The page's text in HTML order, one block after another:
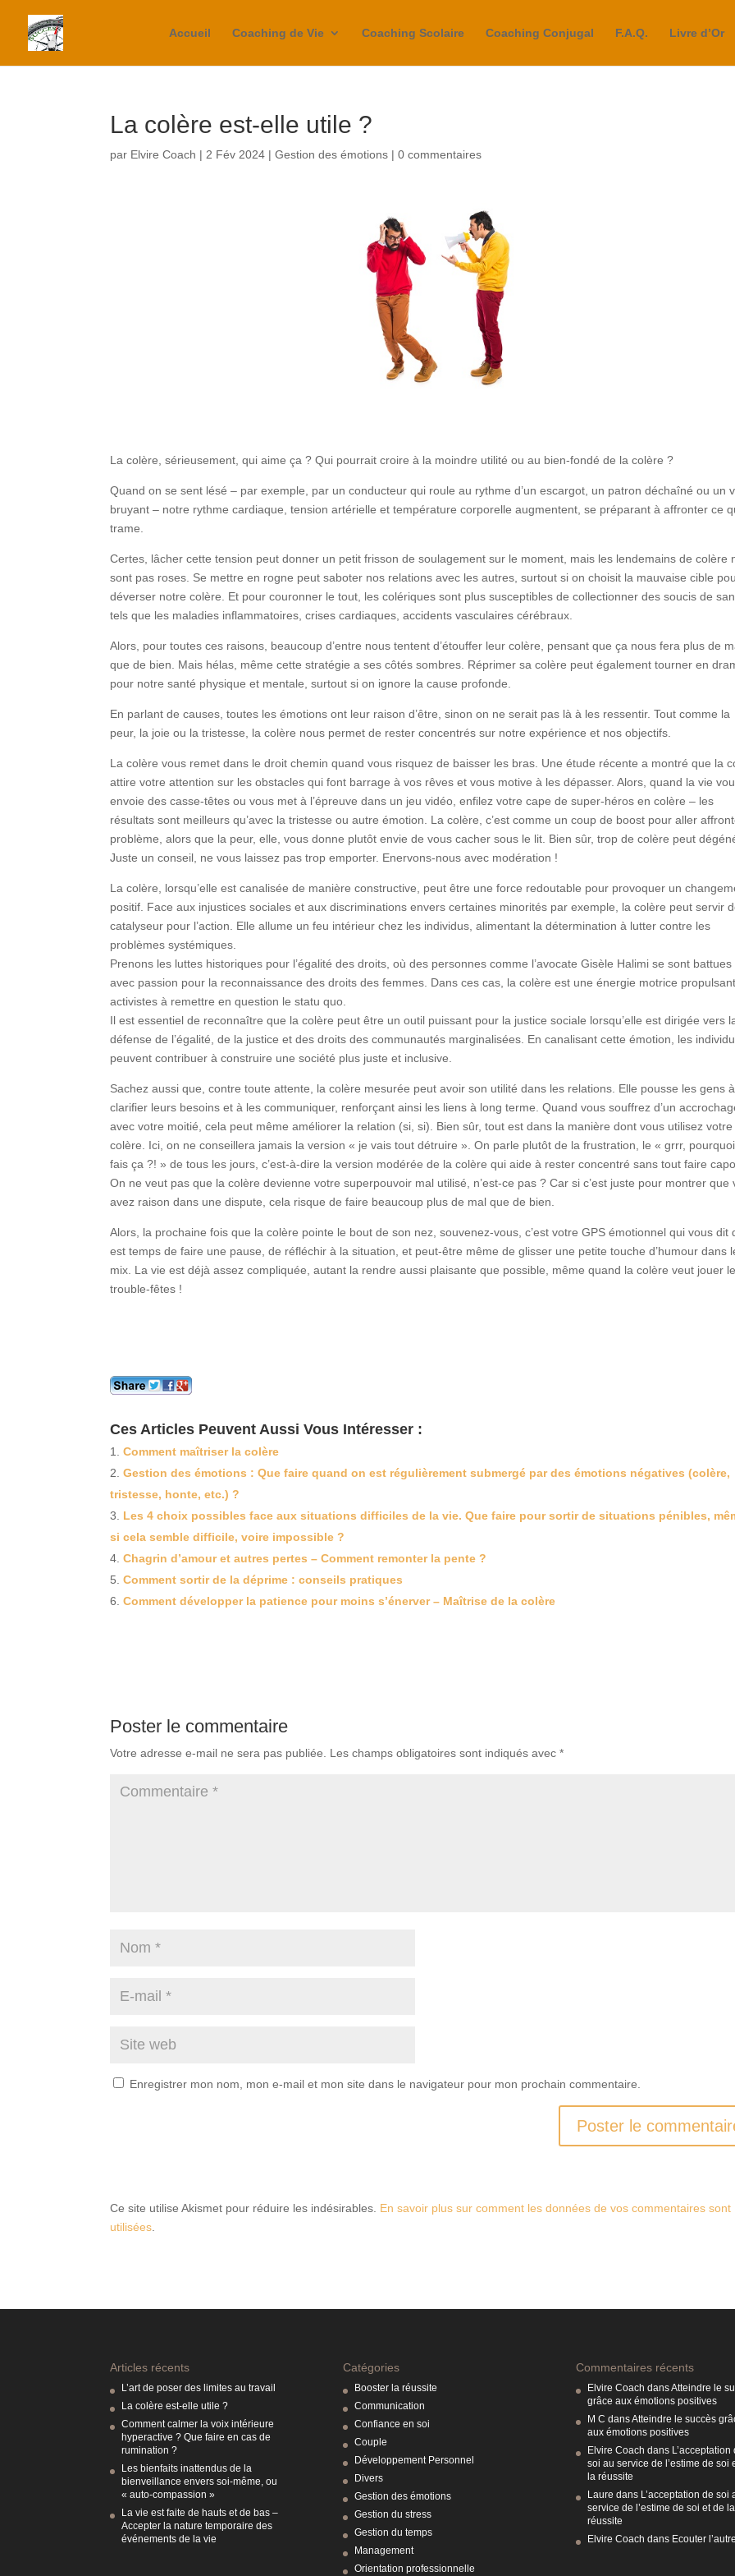
Accueil Coaching de Vie Coaching Scolaire Coaching Conjugal F.A.Q. Livre d’Or
La colère est-elle utile ?
par Elvire Coach | 2 Fév 2024 |Gestion des émotions |0 commentaires
La colère, sérieusement, qui aime ça ? Qui pourrait croire à la moindre utilité ou au bien-fondé de la colère ?
Quand on se sent lésé – par exemple, par un conducteur qui roule au rythme d’un escargot, un patron déchaîné ou un
bruyant – notre rythme cardiaque, tension artérielle et température corporelle augmentent, se préparant à affronter ce
trame.
Certes, lâcher cette tension peut donner un petit frisson de soulagement sur le moment, mais les lendemains de colère
sont pas roses. Se mettre en rogne peut saboter nos relations avec les autres, surtout si on choisit la mauvaise cible
déverser notre colère. Et pour couronner le tout, les colériques sont plus susceptibles de collectionner des soucis de
tels que les maladies inflammatoires, crises cardiaques, accidents vasculaires cérébraux.
Alors, pour toutes ces raisons, beaucoup d’entre nous tentent d’étouffer leur colère, pensant que ça nous fera plus de
que de bien. Mais hélas, même cette stratégie a ses côtés sombres. Réprimer sa colère peut également tourner en
pour notre santé physique et mentale, surtout si on ignore la cause profonde.
En parlant de causes, toutes les émotions ont leur raison d’être, sinon on ne serait pas là à les ressentir. Tout comme la
peur, la joie ou la tristesse, la colère nous permet de rester concentrés sur notre expérience et nos objectifs.
La colère vous remet dans le droit chemin quand vous risquez de baisser les bras. Une étude récente a montré que la
attire votre attention sur les obstacles qui font barrage à vos rêves et vous motive à les dépasser. Alors, quand la vie
envoie des casse-têtes ou vous met à l’épreuve dans un jeu vidéo, enfilez votre cape de super-héros en colère – les
résultats sont meilleurs qu’avec la tristesse ou autre émotion. La colère, c’est comme un coup de boost pour aller
problème, alors que la peur, elle, vous donne plutôt envie de vous cacher sous le lit. Bien sûr, trop de colère peut
Juste un conseil, ne vous laissez pas trop emporter. Enervons-nous avec modération !
La colère, lorsqu’elle est canalisée de manière constructive, peut être une force redoutable pour provoquer un
positif. Face aux injustices sociales et aux discriminations envers certaines minorités par exemple, la colère peut servir
catalyseur pour l’action. Elle allume un feu intérieur chez les individus, alimentant la détermination à lutter contre les
problèmes systémiques.
Prenons les luttes historiques pour l’égalité des droits, où des personnes comme l’avocate Gisèle Halimi se sont battues
avec passion pour la reconnaissance des droits des femmes. Dans ces cas, la colère est une énergie motrice
activistes à remettre en question le statu quo.
Il est essentiel de reconnaître que la colère peut être un outil puissant pour la justice sociale lorsqu’elle est dirigée vers
défense de l’égalité, de la justice et des droits des communautés marginalisées. En canalisant cette émotion, les
peuvent contribuer à construire une société plus juste et inclusive.
Sachez aussi que, contre toute attente, la colère mesurée peut avoir son utilité dans les relations. Elle pousse les gens à
clarifier leurs besoins et à les communiquer, renforçant ainsi les liens à long terme. Quand vous souffrez d’un
avec votre moitié, cela peut même améliorer la relation (si, si). Bien sûr, tout est dans la manière dont vous utilisez votre
colère. Ici, on ne conseillera jamais la version « je vais tout détruire ». On parle plutôt de la frustration, le « grrr,
fais ça ?! » de tous les jours, c’est-à-dire la version modérée de la colère qui aide à rester concentré sans tout faire
On ne veut pas que la colère devienne votre superpouvoir mal utilisé, n’est-ce pas ? Car si c’est juste pour montrer que
avez raison dans une dispute, cela risque de faire beaucoup plus de mal que de bien.
Alors, la prochaine fois que la colère pointe le bout de son nez, souvenez-vous, c’est votre GPS émotionnel qui vous dit
est temps de faire une pause, de réfléchir à la situation, et peut-être même de glisser une petite touche d’humour dans
mix. La vie est déjà assez compliquée, autant la rendre aussi plaisante que possible, même quand la colère veut jouer
trouble-fêtes !
Ces Articles Peuvent Aussi Vous Intéresser :
Comment maîtriser la colère
Gestion des émotions : Que faire quand on est régulièrement submergé par des émotions négatives (colère,
tristesse, honte, etc.) ?
Les 4 choix possibles face aux situations difficiles de la vie. Que faire pour sortir de situations pénibles,
si cela semble difficile, voire impossible ?
Chagrin d’amour et autres pertes – Comment remonter la pente ?
Comment sortir de la déprime : conseils pratiques
Comment développer la patience pour moins s’énerver – Maîtrise de la colère
Poster le commentaire
Votre adresse e-mail ne sera pas publiée. Les champs obligatoires sont indiqués avec*
Enregistrer mon nom, mon e-mail et mon site dans le navigateur pour mon prochain commentaire.
Ce site utilise Akismet pour réduire les indésirables. En savoir plus sur comment les données de vos commentaires sont
utilisées
Articles récents
L’art de poser des limites au travail
La colère est-elle utile ?
Comment calmer la voix intérieure
hyperactive ? Que faire en cas de
rumination ?
Les bienfaits inattendus de la
bienveillance envers soi-même, ou
« auto-compassion »
La vie est faite de hauts et de bas –
Accepter la nature temporaire des
événements de la vie
Catégories
Booster la réussite
Communication
Confiance en soi
Couple
Développement Personnel
Divers
Gestion des émotions
Gestion du stress
Gestion du temps
Management
Orientation professionnelle
Commentaires récents
Elvire Coach dansAtteindre le
grâce aux émotions positives
M C dansAtteindre le succès
aux émotions positives
Elvire Coach dans L’acceptation
soi au service de l’estime de soi
la réussite
Laure dans L’acceptation de soi
service de l’estime de soi et de la
réussite
Elvire Coach dans Ecouter